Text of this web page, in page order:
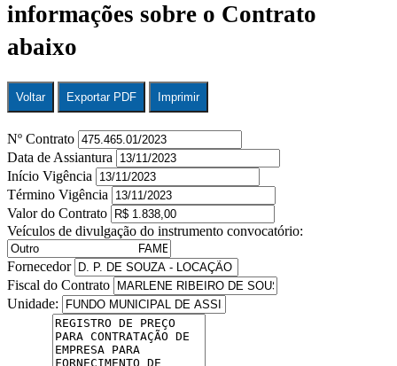
informações sobre o Contrato
abaixo
Voltar Exportar PDF Imprimir
Nº Contrato
Data de Assiantura
Início Vigência
Término Vigência
Valor do Contrato
Veículos de divulgação do instrumento convocatório:
Fornecedor
Fiscal do Contrato
Unidade: